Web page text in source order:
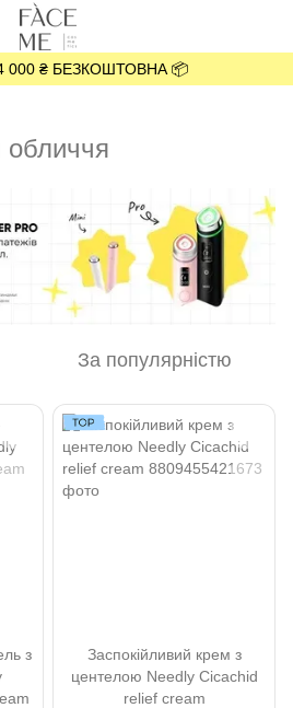
4 000 ₴ БЕЗКОШТОВНА 📦
обличчя
За популярністю
з
Заспокійливий крем з
центелою Needly Cicachid
relief cream